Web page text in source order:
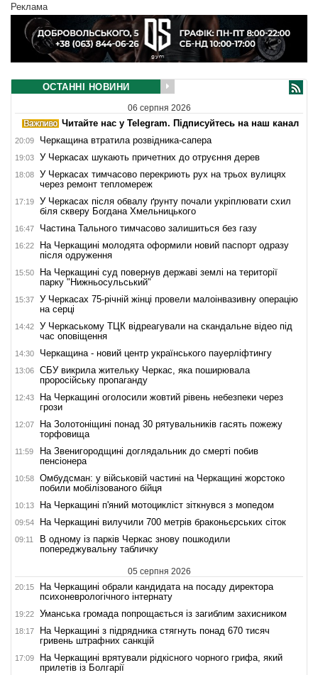
Реклама
ОСТАННІ НОВИНИ
06 серпня 2026
Читайте нас у Telegram. Підписуйтесь на наш канал
20:09 Черкащина втратила розвідника-сапера
19:03 У Черкасах шукають причетних до отруєння дерев
18:08
У Черкасах тимчасово перекриють рух на трьох вулицях
через ремонт тепломереж
17:19
У Черкасах після обвалу ґрунту почали укріплювати схил
біля скверу Богдана Хмельницького
16:47 Частина Тального тимчасово залишиться без газу
16:22
На Черкащині молодята оформили новий паспорт одразу
після одруження
15:50
На Черкащині суд повернув державі землі на території
парку "Нижньосульський"
15:37
У Черкасах 75-річній жінці провели малоінвазивну операцію
на серці
14:42
У Черкаському ТЦК відреагували на скандальне відео під
час оповіщення
14:30 Черкащина - новий центр українського пауерліфтингу
13:06
СБУ викрила жительку Черкас, яка поширювала
проросійську пропаганду
12:43
На Черкащині оголосили жовтий рівень небезпеки через
грози
12:07
На Золотоніщині понад 30 рятувальників гасять пожежу
торфовища
11:59
На Звенигородщині доглядальник до смерті побив
пенсіонера
10:58
Омбудсман: у військовій частині на Черкащині жорстоко
побили мобілізованого бійця
10:13 На Черкащині п'яний мотоцикліст зіткнувся з мопедом
09:54 На Черкащині вилучили 700 метрів браконьєрських сіток
09:11
В одному із парків Черкас знову пошкодили
попереджувальну табличку
05 серпня 2026
20:15
На Черкащині обрали кандидата на посаду директора
психоневрологічного інтернату
19:22 Уманська громада попрощається із загиблим захисником
18:17
На Черкащині з підрядника стягнуть понад 670 тисяч
гривень штрафних санкцій
17:09
На Черкащині врятували рідкісного чорного грифа, який
прилетів із Болгарії